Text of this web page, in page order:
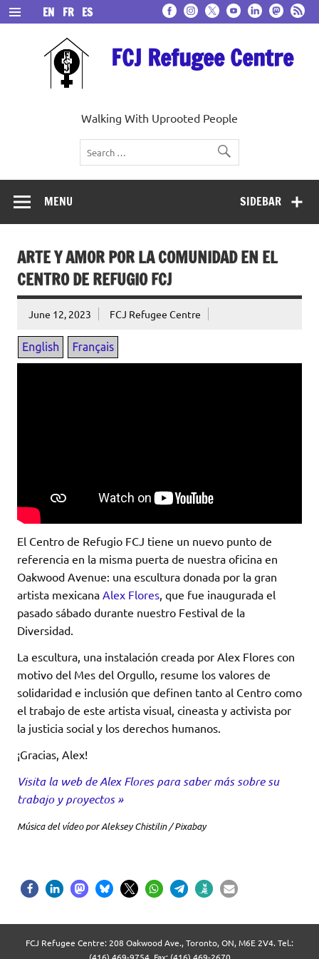
Skip
to
content
FCJ Refugee Centre
Walking With Uprooted People
EN FR ES
SIDEBAR
MENU
ARTE Y AMOR POR LA COMUNIDAD EN EL
CENTRO DE REFUGIO FCJ
June 12, 2023 FCJ Refugee Centre
El Centro de Refugio FCJ tiene un nuevo punto de
referencia en la misma puerta de nuestra oficina en
Oakwood Avenue: una escultura donada por la gran
artista mexicana Alex Flores, que fue inaugurada el
pasado sábado durante nuestro Festival de la
Diversidad.
La escultura, una instalación creada por Alex Flores con
motivo del Mes del Orgullo, resume los valores de
solidaridad e inclusión que definen tanto al Centro como
el trabajo de este artista visual, cineasta y activista por
la justicia social y los derechos humanos.
¡Gracias, Alex!
Visita la web de Alex Flores para saber más sobre su
trabajo y proyectos »
Música del vídeo por Aleksey Chistilin / Pixabay